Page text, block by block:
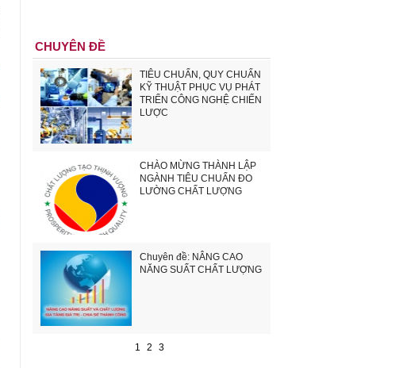
CHUYÊN ĐỀ
TIÊU CHUẨN, QUY CHUẨN
KỸ THUẬT PHỤC VỤ PHÁT
TRIỂN CÔNG NGHỆ CHIẾN
LƯỢC
CHÀO MỪNG THÀNH LẬP
NGÀNH TIÊU CHUẨN ĐO
LƯỜNG CHẤT LƯỢNG
Chuyên đề: NÂNG CAO
NĂNG SUẤT CHẤT LƯỢNG
1 2 3